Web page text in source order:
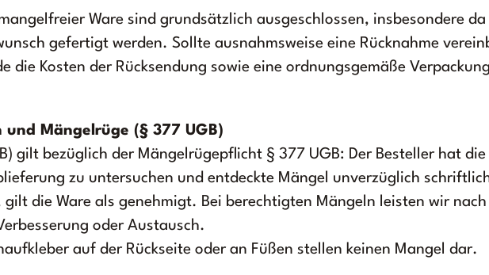
Ware sind grundsätzlich ausgeschlossen, insbesondere da
gefertigt werden. Sollte ausnahmsweise eine Rücknahme
die Kosten der Rücksendung sowie eine ordnungsgemäße
Mängelrüge (§ 377 UGB)
gilt bezüglich der Mängelrügepflicht § 377 UGB: Der Besteller hat die
zu untersuchen und entdeckte Mängel unverzüglich
gilt die Ware als genehmigt. Bei berechtigten Mängeln leisten wir
oder Austausch.
auf der Rückseite oder an Füßen stellen keinen Mangel dar.